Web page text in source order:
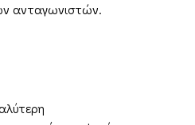
ανταγωνιστών.